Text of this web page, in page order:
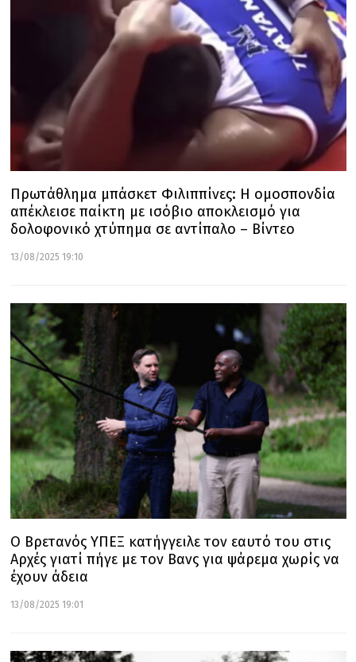
Πρωτάθλημα μπάσκετ Φιλιππίνες: Η ομοσπονδία
απέκλεισε παίκτη με ισόβιο αποκλεισμό για
δολοφονικό χτύπημα σε αντίπαλο – Βίντεο
13/08/2025 19:10
Ο Βρετανός ΥΠΕΞ κατήγγειλε τον εαυτό του στις
Αρχές γιατί πήγε με τον Βανς για ψάρεμα χωρίς να
έχουν άδεια
13/08/2025 19:01